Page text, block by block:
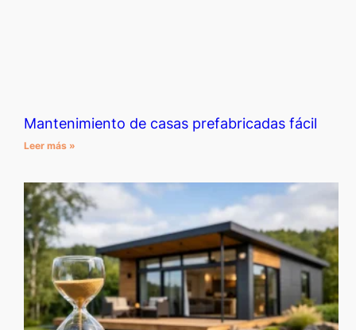
Mantenimiento de casas prefabricadas fácil
Leer más »